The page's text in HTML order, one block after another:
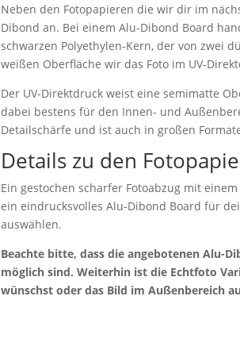
Neben den Fotopapieren die wir dir im
Dibond an. Bei einem Alu-Dibond Board
schwarzen Polyethylen-Kern, der von zwei
weißen Oberfläche wir das Foto im UV-
Der UV-Direktdruck weist eine semimatte
dabei bestens für den Innen- und
Detailschärfe und ist auch in großen
Details zu den
Ein gestochen scharfer Fotoabzug mit
ein eindrucksvolles Alu-Dibond Board für
auswählen.
Beachte bitte, dass die angebotenen Alu-
möglich sind. Weiterhin ist die Echtfoto
wünschst oder das Bild im Außenbereich